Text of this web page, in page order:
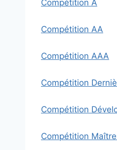
Compétition A
Compétition AA
Compétition AAA
Compétition
Compétition
Compétition